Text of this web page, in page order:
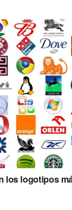
los logotipos